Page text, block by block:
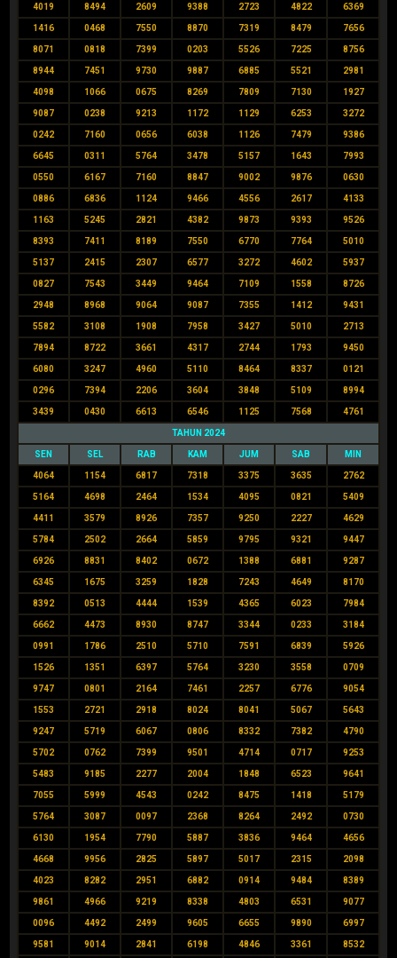
4019 8494 2609 9388 2723 4822 6369
1416 0468 7550 8870 7319 8479 7656
8071 0818 7399 0203 5526 7225 8756
8944 7451 9730 9887 6885 5521 2981
4098 1066 0675 8269 7809 7130 1927
9087 0238 9213 1172 1129 6253 3272
0242 7160 0656 6038 1126 7479 9386
6645 0311 5764 3478 5157 1643 7993
0550 6167 7160 8847 9002 9876 0630
0886 6836 1124 9466 4556 2617 4133
1163 5245 2821 4382 9873 9393 9526
8393 7411 8189 7550 6770 7764 5010
5137 2415 2307 6577 3272 4602 5937
0827 7543 3449 9464 7109 1558 8726
2948 8968 9064 9087 7355 1412 9431
5582 3108 1908 7958 3427 5010 2713
7894 8722 3661 4317 2744 1793 9450
6080 3247 4960 5110 8464 8337 0121
0296 7394 2206 3604 3848 5109 8994
3439 0430 6613 6546 1125 7568 4761
TAHUN 2024
SEN SEL RAB KAM JUM SAB MIN
4064 1154 6817 7318 3375 3635 2762
5164 4698 2464 1534 4095 0821 5409
4411 3579 8926 7357 9250 2227 4629
5784 2502 2664 5859 9795 9321 9447
6926 8831 8402 0672 1388 6881 9287
6345 1675 3259 1828 7243 4649 8170
8392 0513 4444 1539 4365 6023 7984
6662 4473 8930 8747 3344 0233 3184
0991 1786 2510 5710 7591 6839 5926
1526 1351 6397 5764 3230 3558 0709
9747 0801 2164 7461 2257 6776 9054
1553 2721 2918 8024 8041 5067 5643
9247 5719 6067 0806 8332 7382 4790
5702 0762 7399 9501 4714 0717 9253
5483 9185 2277 2004 1848 6523 9641
7055 5999 4543 0242 8475 1418 5179
5764 3087 0097 2368 8264 2492 0730
6130 1954 7790 5887 3836 9464 4656
4668 9956 2825 5897 5017 2315 2098
4023 8282 2951 6882 0914 9484 8389
9861 4966 9219 8338 4803 6531 9077
0096 4492 2499 9605 6655 9890 6997
9581 9014 2841 6198 4846 3361 8532